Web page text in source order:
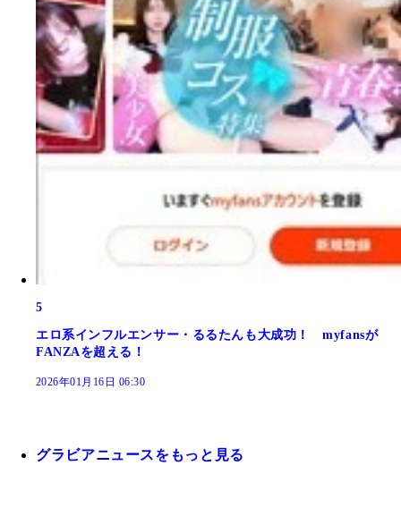
5
エロ系インフルエンサー・るるたんも大成功！ myfansが
FANZAを超える！
2026年01月16日 06:30
グラビアニュースをもっと見る